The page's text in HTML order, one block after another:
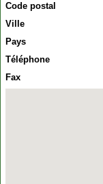
Code postal
Ville
Pays
Téléphone
Fax